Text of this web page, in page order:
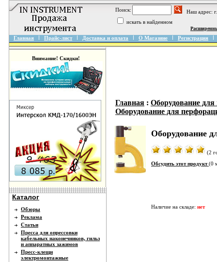
Поиск:
Наш адрес:
искать в найденном
Главная Прайс-лист Доставка и оплата О Магазине Регистрация
Внимание! Скидки!
Каталог
Обзоры
Реклама
Статьи
Пресса для опрессовки
кабельных наконечников, гильз
и аппаратных зажимов
Пресс-клещи
электромонтажные
Главная : Оборудование
Оборудование для
Оборудование
(2
Обсудить этот продукт(0
Наличие на складе: нет